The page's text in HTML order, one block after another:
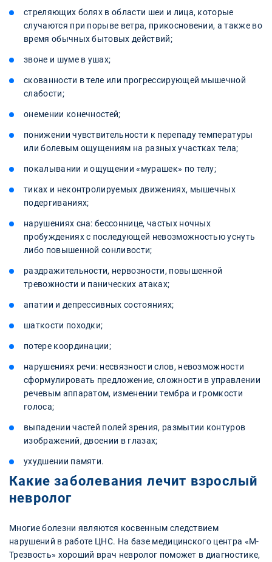
стреляющих болях в области шеи и лица, которые
случаются при порыве ветра, прикосновении, а также во
время обычных бытовых действий;
звоне и шуме в ушах;
скованности в теле или прогрессирующей мышечной
слабости;
онемении конечностей;
понижении чувствительности к перепаду температуры
или болевым ощущениям на разных участках тела;
покалывании и ощущении «мурашек» по телу;
тиках и неконтролируемых движениях, мышечных
подергиваниях;
нарушениях сна: бессоннице, частых ночных
пробуждениях с последующей невозможностью уснуть
либо повышенной сонливости;
раздражительности, нервозности, повышенной
тревожности и панических атаках;
апатии и депрессивных состояниях;
шаткости походки;
потере координации;
нарушениях речи: несвязности слов, невозможности
сформулировать предложение, сложности в управлении
речевым аппаратом, изменении тембра и громкости
голоса;
выпадении частей полей зрения, размытии контуров
изображений, двоении в глазах;
ухудшении памяти.
Какие заболевания лечит взрослый
невролог
Многие болезни являются косвенным следствием
нарушений в работе ЦНС. На базе медицинского центра «М-
Трезвость» хороший врач невролог поможет в диагностике,